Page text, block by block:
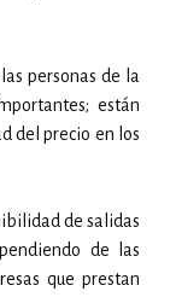
personas de la
están
del precio en los
de salidas
de las
que prestan